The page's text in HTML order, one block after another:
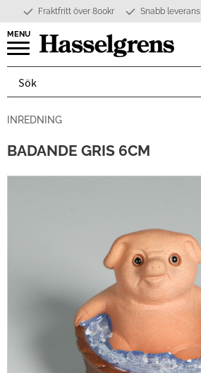
Meny
Fraktfritt över 800kr Snabb leverans
INREDNING
BADANDE GRIS 6CM